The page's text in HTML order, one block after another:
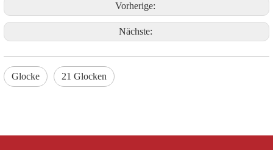
Vorherige:
Nächste:
Glocke 21 Glocken